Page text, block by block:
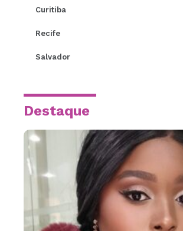
Curitiba
Recife
Salvador
Destaque